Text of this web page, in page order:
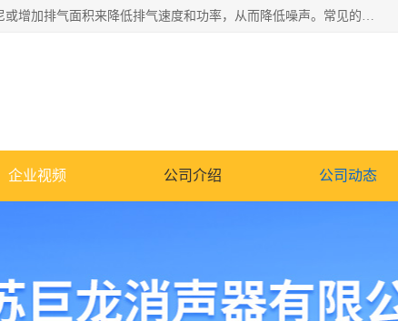
消音器主要用于降低机械设备或枪械等产生的噪声。它通过阻尼或增加排气面积来降低排气速度和功率，从而降低噪声。常见的消音器类型包括阻性消声器、抗性消声器、共振消声器以及阻抗复合式消声器等。这些消音器各有特点，适用于不同频率的噪声消除。
企业视频 公司介绍 公司动态